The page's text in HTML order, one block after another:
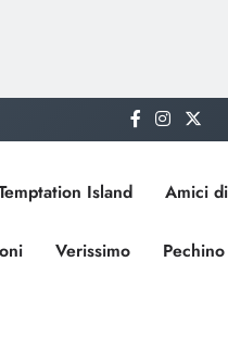
Island Amici
Verissimo